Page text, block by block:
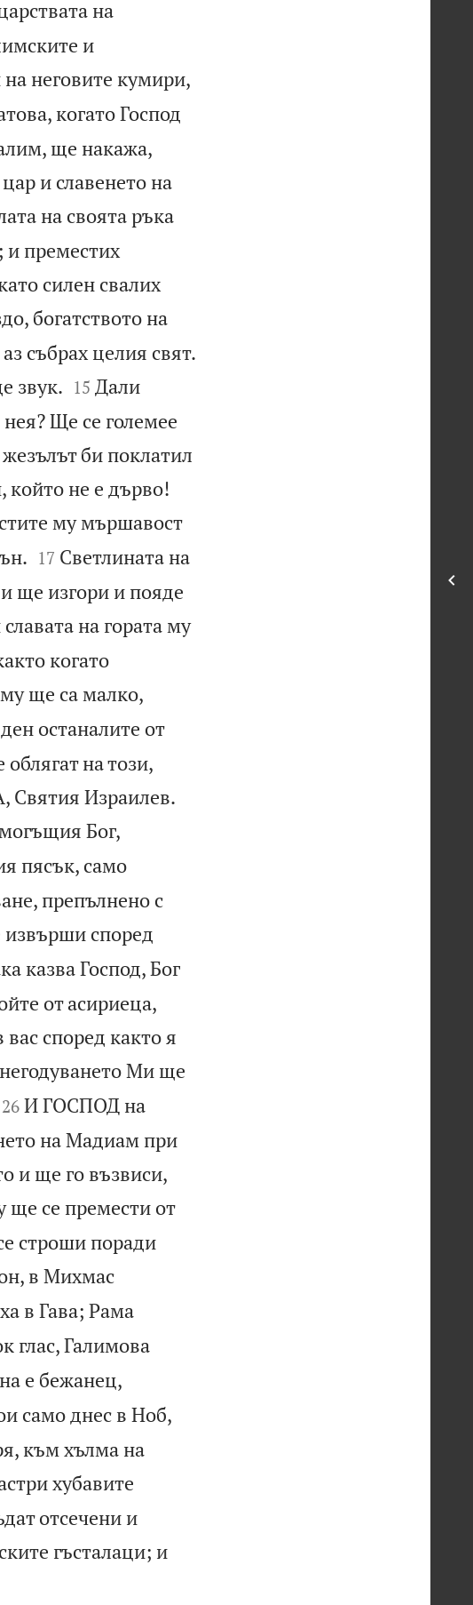
на
и
неговите кумири,
когато Господ
ще накажа,
и славенето на
на своята ръка
и преместих
силен свалих
богатството на
събрах целия свят.
звук.
15 Дали
Ще се големее
би поклатил
който не е дърво!
му мършавост

17 Светлината на
ще изгори и пояде
на гората му
когато
ще са малко,
останалите от
на този,
Святия Израилев.
Бог,
пясък, само
препълнено с
извърши според
казва Господ, Бог
от асириеца,
според както я
Ми ще

26 И ГОСПОД на
на Мадиам при
и ще го възвиси,
ще се премести от
строши поради
в Михмас
в Гава; Рама
глас, Галимова
е бежанец,
само днес в Ноб,
към хълма на
хубавите
отсечени и
гъсталаци; и